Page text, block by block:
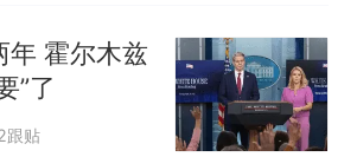
年 霍尔木兹
”了
跟贴